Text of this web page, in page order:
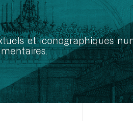
et iconographiques